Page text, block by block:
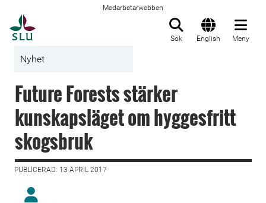
Medarbetarwebben
Sök English Meny
Nyhet
Future Forests stärker
kunskapsläget om hyggesfritt
skogsbruk
PUBLICERAD: 13 APRIL 2017